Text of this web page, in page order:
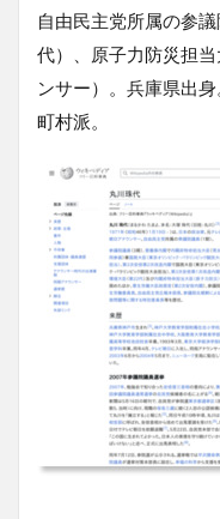
自由民主党所属の参
代）、原子力防災担
ンサー）。兵庫県出
町村派。